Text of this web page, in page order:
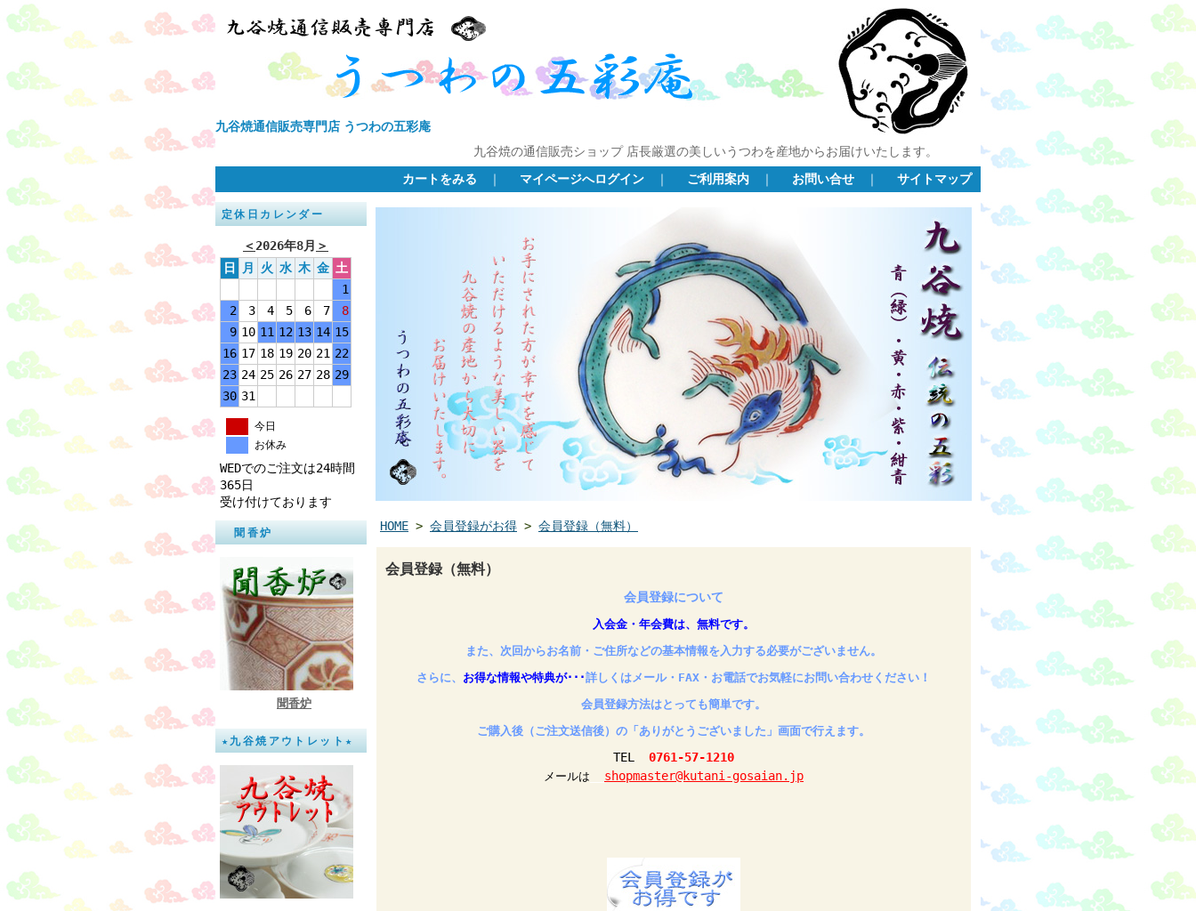
九谷焼通信販売専門店 うつわの五彩庵
九谷焼の通信販売ショップ 店長厳選の美しいうつわを産地からお届けいたします。
カートをみる
｜ マイページへログイン ｜ ご利用案内 ｜ お問い合せ ｜ サイトマップ
定休日カレンダー
＜ 2026年8月 ＞
日
月 火 水 木 金 土
1
2
3 4 5 6 7
8
9 10 11 12 13 14 15
16 17 18 19 20 21 22
23 24 25 26 27 28 29
30 31
今日
お休み
WEDでのご注文は24時間
365日
受け付けております
聞香炉
聞香炉
★九谷焼アウトレット★
HOME > 会員登録がお得 > 会員登録（無料）
会員登録（無料）
会員登録について
入会金・年会費は、無料です。
また、次回からお名前・ご住所などの基本情報を入力する必要がございません。
さらに、 お得な情報や特典が･･･詳しくはメール・FAX・お電話でお気軽にお問い合わせください！
会員登録方法はとっても簡単です。
ご購入後（ご注文送信後）の「ありがとうございました」画面で行えます。
TEL 0761-57-1210
メールは shopmaster@kutani-gosaian.jp